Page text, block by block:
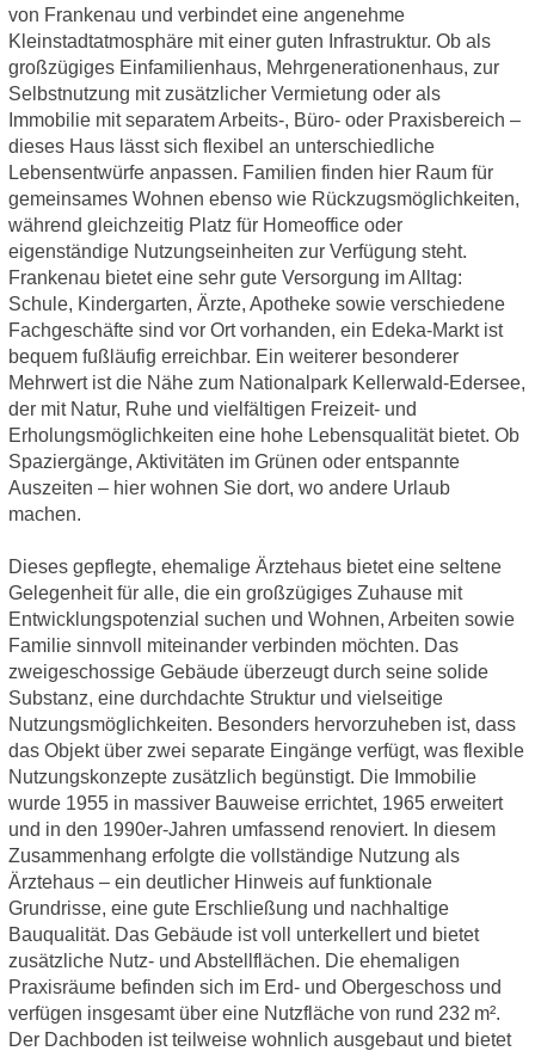
von Frankenau und verbindet eine angenehme
Kleinstadtatmosphäre mit einer guten Infrastruktur. Ob als
großzügiges Einfamilienhaus, Mehrgenerationenhaus, zur
Selbstnutzung mit zusätzlicher Vermietung oder als
Immobilie mit separatem Arbeits‑, Büro‑ oder Praxisbereich –
dieses Haus lässt sich flexibel an unterschiedliche
Lebensentwürfe anpassen. Familien finden hier Raum für
gemeinsames Wohnen ebenso wie Rückzugsmöglichkeiten,
während gleichzeitig Platz für Homeoffice oder
eigenständige Nutzungseinheiten zur Verfügung steht.
Frankenau bietet eine sehr gute Versorgung im Alltag:
Schule, Kindergarten, Ärzte, Apotheke sowie verschiedene
Fachgeschäfte sind vor Ort vorhanden, ein Edeka‑Markt ist
bequem fußläufig erreichbar. Ein weiterer besonderer
Mehrwert ist die Nähe zum Nationalpark Kellerwald‑Edersee,
der mit Natur, Ruhe und vielfältigen Freizeit‑ und
Erholungsmöglichkeiten eine hohe Lebensqualität bietet. Ob
Spaziergänge, Aktivitäten im Grünen oder entspannte
Auszeiten – hier wohnen Sie dort, wo andere Urlaub
machen.
Dieses gepflegte, ehemalige Ärztehaus bietet eine seltene
Gelegenheit für alle, die ein großzügiges Zuhause mit
Entwicklungspotenzial suchen und Wohnen, Arbeiten sowie
Familie sinnvoll miteinander verbinden möchten. Das
zweigeschossige Gebäude überzeugt durch seine solide
Substanz, eine durchdachte Struktur und vielseitige
Nutzungsmöglichkeiten. Besonders hervorzuheben ist, dass
das Objekt über zwei separate Eingänge verfügt, was flexible
Nutzungskonzepte zusätzlich begünstigt. Die Immobilie
wurde 1955 in massiver Bauweise errichtet, 1965 erweitert
und in den 1990er‑Jahren umfassend renoviert. In diesem
Zusammenhang erfolgte die vollständige Nutzung als
Ärztehaus – ein deutlicher Hinweis auf funktionale
Grundrisse, eine gute Erschließung und nachhaltige
Bauqualität. Das Gebäude ist voll unterkellert und bietet
zusätzliche Nutz‑ und Abstellflächen. Die ehemaligen
Praxisräume befinden sich im Erd‑ und Obergeschoss und
verfügen insgesamt über eine Nutzfläche von rund 232 m².
Der Dachboden ist teilweise wohnlich ausgebaut und bietet